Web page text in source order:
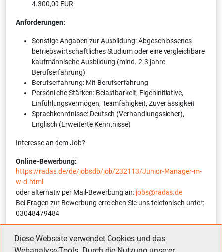
4.300,00 EUR
Anforderungen:
Sonstige Angaben zur Ausbildung: Abgeschlossenes
betriebswirtschaftliches Studium oder eine vergleichbare
kaufmännische Ausbildung (mind. 2-3 jahre
Berufserfahrung)
Berufserfahrung: Mit Berufserfahrung
Persönliche Stärken: Belastbarkeit, Eigeninitiative,
Einfühlungsvermögen, Teamfähigkeit, Zuverlässigkeit
Sprachkenntnisse: Deutsch (Verhandlungssicher),
Englisch (Erweiterte Kenntnisse)
Interesse an dem Job?
Online-Bewerbung:
https://radas.de/de/jobsdb/job/232113/Junior-Manager-m-
w-d.html
oder alternativ per Mail-Bewerbung an: jobs@radas.de
Bei Fragen zur Bewerbung erreichen Sie uns telefonisch unter:
03048479484
Bewerbung angeben)
Diese Webseite verwendet Cookies und das